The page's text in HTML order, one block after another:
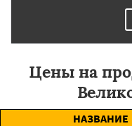
Цены на
НАЗВАНИЕ